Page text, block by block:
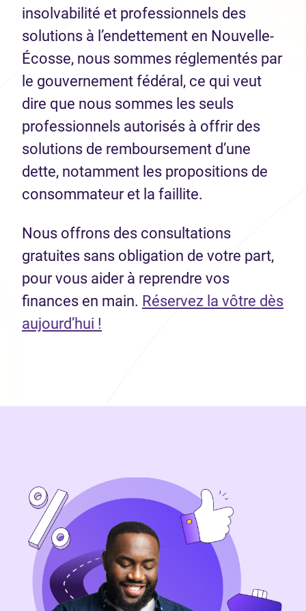
insolvabilité et professionnels des
solutions à l’endettement en Nouvelle-
Écosse, nous sommes réglementés par
le gouvernement fédéral, ce qui veut
dire que nous sommes les seuls
professionnels autorisés à offrir des
solutions de remboursement d’une
dette, notamment les propositions de
consommateur et la faillite.
Nous offrons des consultations
gratuites sans obligation de votre part,
pour vous aider à reprendre vos
finances en main. Réservez la vôtre dès
aujourd’hui !